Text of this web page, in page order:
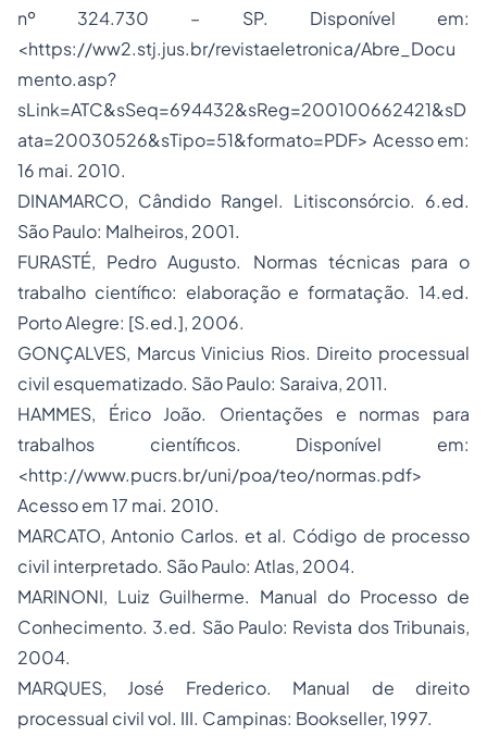
nº 324.730 – SP. Disponível em:
<https://ww2.stj.jus.br/revistaeletronica/Abre_Docu
mento.asp?
sLink=ATC&sSeq=694432&sReg=200100662421&sD
ata=20030526&sTipo=51&formato=PDF> Acesso em:
16 mai. 2010.
DINAMARCO, Cândido Rangel. Litisconsórcio. 6.ed.
São Paulo: Malheiros, 2001.
FURASTÉ, Pedro Augusto. Normas técnicas para o
trabalho científico: elaboração e formatação. 14.ed.
Porto Alegre: [S.ed.], 2006.
GONÇALVES, Marcus Vinicius Rios. Direito processual
civil esquematizado. São Paulo: Saraiva, 2011.
HAMMES, Érico João. Orientações e normas para
trabalhos científicos. Disponível em:
<http://www.pucrs.br/uni/poa/teo/normas.pdf>
Acesso em 17 mai. 2010.
MARCATO, Antonio Carlos. et al. Código de processo
civil interpretado. São Paulo: Atlas, 2004.
MARINONI, Luiz Guilherme. Manual do Processo de
Conhecimento. 3.ed. São Paulo: Revista dos Tribunais,
2004.
MARQUES, José Frederico. Manual de direito
processual civilvol. III. Campinas: Bookseller, 1997.